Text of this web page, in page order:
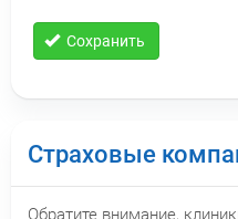
Сохранить
Страховые
Обратите внимание,